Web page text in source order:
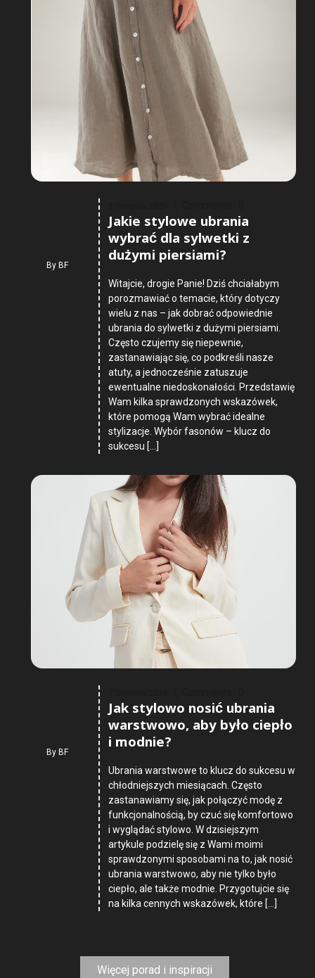
ByBF
Jakie stylowe ubrania
wybrać dla sylwetki z
dużymi piersiami?
Witajcie, drogie Panie! Dziś chciałabym
porozmawiać o temacie, który dotyczy
wielu z nas – jak dobrać odpowiednie
ubrania do sylwetki z dużymi piersiami.
Często czujemy się niepewnie,
zastanawiając się, co podkreśli nasze
atuty, a jednocześnie zatuszuje
ewentualne niedoskonałości. Przedstawię
Wam kilka sprawdzonych wskazówek,
które pomogą Wam wybrać idealne
stylizacje. Wybór fasonów – klucz do
sukcesu […]
ByBF
Jak stylowo nosić ubrania
warstwowo, aby było ciepło
i modnie?
Ubrania warstwowe to klucz do sukcesu w
chłodniejszych miesiącach. Często
zastanawiamy się, jak połączyć modę z
funkcjonalnością, by czuć się komfortowo
i wyglądać stylowo. W dzisiejszym
artykule podzielę się z Wami moimi
sprawdzonymi sposobami na to, jak nosić
ubrania warstwowo, aby nie tylko było
ciepło, ale także modnie. Przygotujcie się
na kilka cennych wskazówek, które […]
Więcej porad i inspiracji